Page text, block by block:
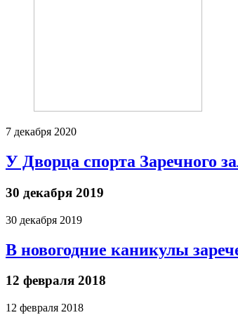
7 декабря 2020
У Дворца спорта Заречного
30 декабря 2019
30 декабря 2019
В новогодние каникулы
12 февраля 2018
12 февраля 2018